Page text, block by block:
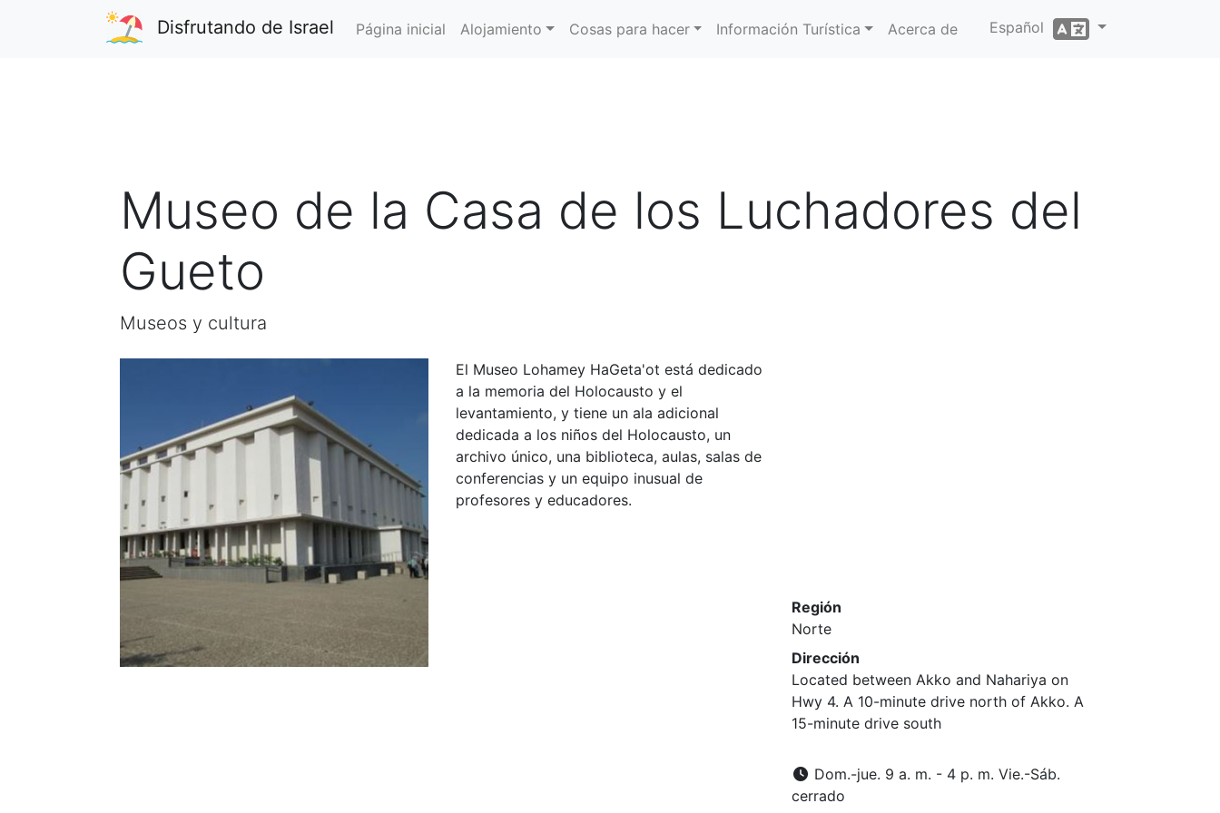
Disfrutando de Israel Página inicial Alojamiento Cosas para hacer Información Turística Acerca de Español
Museo de la Casa de los Luchadores del
Gueto
Museos y cultura
El Museo Lohamey HaGeta'ot está dedicado
a la memoria del Holocausto y el
levantamiento, y tiene un ala adicional
dedicada a los niños del Holocausto, un
archivo único, una biblioteca, aulas, salas de
conferencias y un equipo inusual de
profesores y educadores.
Región
Norte
Dirección
Located between Akko and Nahariya on
Hwy 4. A 10-minute drive north of Akko. A
15-minute drive south
Dom.-jue. ​9 a. m. - 4 p. m. ​Vie.-Sáb. ​
cerrado